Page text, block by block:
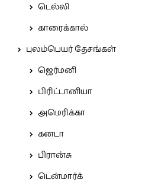
டெல்லி
காரைக்கால்
புலம்பெயர் தேசங்கள்
ஜெர்மனி
பிரிட்டானியா
அமெரிக்கா
கனடா
பிரான்சு
டென்மார்க்